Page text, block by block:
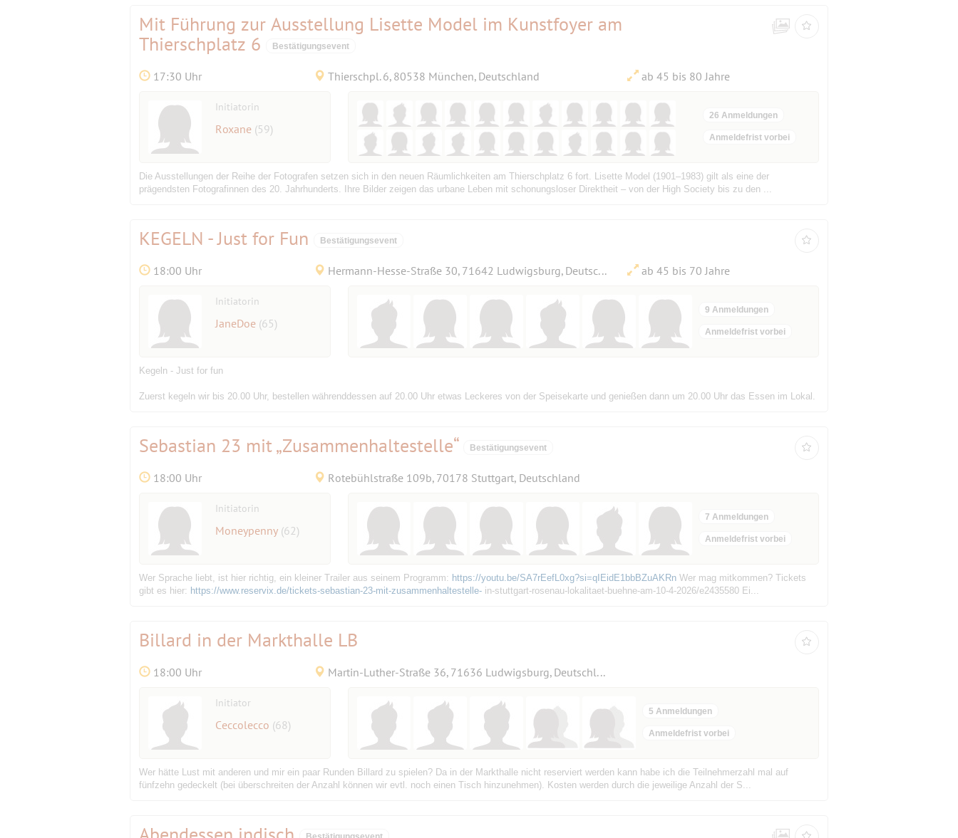
Mit Führung zur Ausstellung Lisette Model im Kunstfoyer am
Thierschplatz 6
Bestätigungsevent
17:30 Uhr Thierschpl. 6, 80538 München, Deutschland ab 45 bis 80 Jahre
Initiatorin
Roxane (59)
26 Anmeldungen
Anmeldefrist vorbei
Die Ausstellungen der Reihe der Fotografen setzen sich in den neuen Räumlichkeiten am Thierschplatz 6 fort. Lisette Model (1901–1983) gilt als eine der
prägendsten Fotografinnen des 20. Jahrhunderts. Ihre Bilder zeigen das urbane Leben mit schonungsloser Direktheit – von der High Society bis zu den ...
KEGELN - Just for Fun Bestätigungsevent
18:00 Uhr Hermann-Hesse-Straße 30, 71642 Ludwigsburg, Deutschland ab 45 bis 70 Jahre
Initiatorin
JaneDoe (65)
9 Anmeldungen
Anmeldefrist vorbei
Kegeln - Just for fun
Zuerst kegeln wir bis 20.00 Uhr, bestellen währenddessen auf 20.00 Uhr etwas Leckeres von der Speisekarte und genießen dann um 20.00 Uhr das Essen im Lokal.
Sebastian 23 mit „Zusammenhaltestelle“ Bestätigungsevent
18:00 Uhr Rotebühlstraße 109b, 70178 Stuttgart, Deutschland
Initiatorin
Moneypenny (62)
7 Anmeldungen
Anmeldefrist vorbei
Wer Sprache liebt, ist hier richtig, ein kleiner Trailer aus seinem Programm: https://youtu.be/SA7rEefL0xg?si=qIEidE1bbBZuAKRn Wer mag mitkommen? Tickets
gibt es hier: https://www.reservix.de/tickets-sebastian-23-mit-zusammenhaltestelle- in-stuttgart-rosenau-lokalitaet-buehne-am-10-4-2026/e2435580 Ei...
Billard in der Markthalle LB
18:00 Uhr Martin-Luther-Straße 36, 71636 Ludwigsburg, Deutschland
Initiator
Ceccolecco (68)
5 Anmeldungen
Anmeldefrist vorbei
Wer hätte Lust mit anderen und mir ein paar Runden Billard zu spielen? Da in der Markthalle nicht reserviert werden kann habe ich die Teilnehmerzahl mal auf
fünfzehn gedeckelt (bei überschreiten der Anzahl können wir evtl. noch einen Tisch hinzunehmen). Kosten werden durch die jeweilige Anzahl der S...